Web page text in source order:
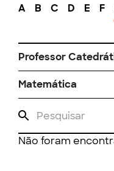
A B C D E F
Professor
Matemática
Não foram